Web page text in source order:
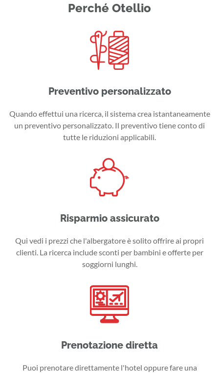
Perché Otellio
Preventivo personalizzato
Quando effettui una ricerca, il sistema crea istantaneamente
un preventivo personalizzato. Il preventivo tiene conto di
tutte le riduzioni applicabili.
Risparmio assicurato
Qui vedi i prezzi che l'albergatore è solito offrire ai propri
clienti. La ricerca include sconti per bambini e offerte per
soggiorni lunghi.
Prenotazione diretta
Puoi prenotare direttamente l'hotel oppure fare una